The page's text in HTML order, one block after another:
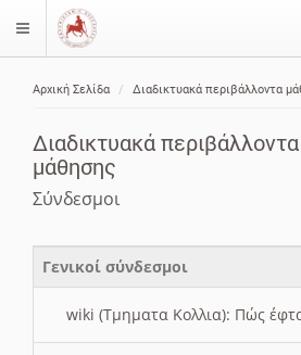
$langMenu
Αρχική Σελίδα Διαδικτυακά περιβάλλοντα
Διαδικτυακά περιβάλλοντα
μάθησης
Σύνδεσμοι
Γενικοί σύνδεσμοι
wiki (Τμηματα Κολλια): Πώς